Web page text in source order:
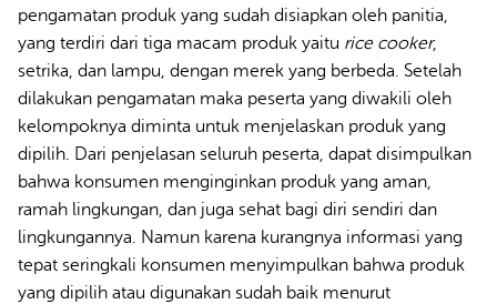
pengamatan produk yang sudah disiapkan oleh panitia,
yang terdiri dari tiga macam produk yaitu rice cooker,
setrika, dan lampu, dengan merek yang berbeda. Setelah
dilakukan pengamatan maka peserta yang diwakili oleh
kelompoknya diminta untuk menjelaskan produk yang
dipilih. Dari penjelasan seluruh peserta, dapat disimpulkan
bahwa konsumen menginginkan produk yang aman,
ramah lingkungan, dan juga sehat bagi diri sendiri dan
lingkungannya. Namun karena kurangnya informasi yang
tepat seringkali konsumen menyimpulkan bahwa produk
yang dipilih atau digunakan sudah baik menurut